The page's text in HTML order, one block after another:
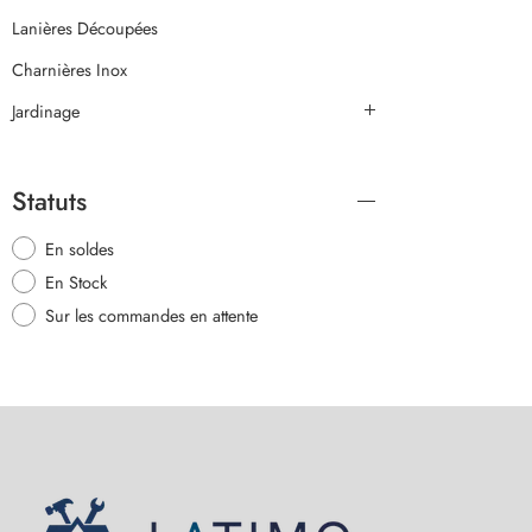
Lanières Découpées
Charnières Inox
Jardinage
Statuts
En soldes
En Stock
Sur les commandes en attente